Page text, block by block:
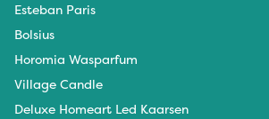
Esteban Paris
Bolsius
Horomia Wasparfum
Village Candle
Deluxe Homeart Led Kaarsen